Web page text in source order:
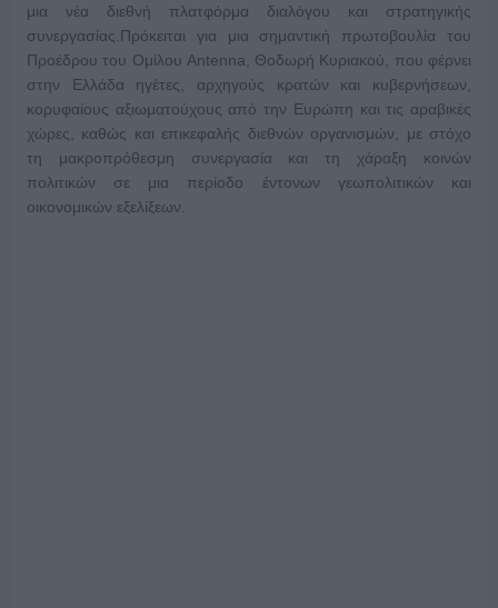
μια νέα διεθνή πλατφόρμα διαλόγου και στρατηγικής
συνεργασίας.Πρόκειται για μια σημαντική πρωτοβουλία του
Προέδρου του Ομίλου Antenna, Θοδωρή Κυριακού, που φέρνει
στην Ελλάδα ηγέτες, αρχηγούς κρατών και κυβερνήσεων,
κορυφαίους αξιωματούχους από την Ευρώπη και τις αραβικές
χώρες, καθώς και επικεφαλής διεθνών οργανισμών, με στόχο
τη μακροπρόθεσμη συνεργασία και τη χάραξη κοινών
πολιτικών σε μια περίοδο έντονων γεωπολιτικών και
οικονομικών εξελίξεων.